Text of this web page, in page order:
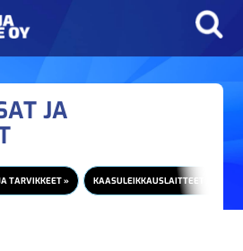
JA
TARVIKKEET » KAASULEIKKAUSLAITTEET JA